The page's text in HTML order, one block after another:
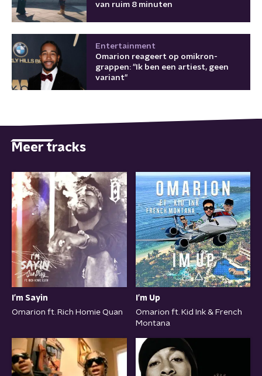
van ruim 8 minuten
Entertainment
Omarion reageert op omikron-
grappen: "Ik ben een artiest, geen
variant"
Meer tracks
I'm Sayin
Omarion ft. Rich Homie Quan
I'm Up
Omarion ft. Kid Ink & French
Montana